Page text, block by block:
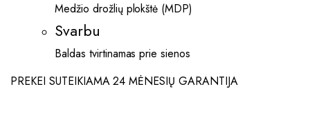
Medžio drožlių plokštė (MDP)
Svarbu
Baldas tvirtinamas prie sienos
PREKEI SUTEIKIAMA 24 MĖNESIŲ GARANTIJA